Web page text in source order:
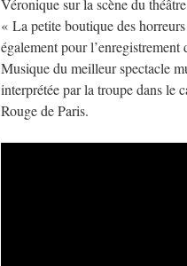
Véronique sur la scène du
« La petite boutique des
également pour
Musique du meilleur spectacle
interprétée par la troupe dans le
Rouge de Paris.